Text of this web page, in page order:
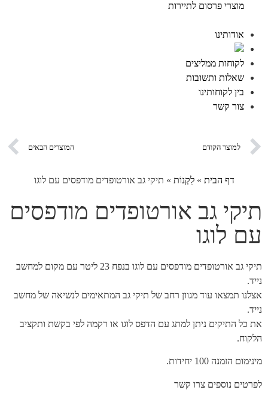
מוצרי פרסום לתיירות
אודותינו
לקוחות ממליצים
שאלות ותשובות
בין לקוחותינו
צור קשר
למוצר הקודם המוצרים הבאים
דף הבית»לִקְנוֹת»תיקי גב אורטופדים מודפסים עם לוגו
תיקי גב אורטופדים מודפסים
עם לוגו
תיקי גב אורטופדים מודפסים עם לוגו בנפח 23 ליטר עם מקום למחשב
נייד.
אצלנו תמצאו עוד מגוון רחב של תיקי גב המתאימים לנשיאה של מחשב
נייד.
את כל התיקים ניתן למתג עם הדפס לוגו או רקמה לפי בקשת ותקציב
הלקוח.
מינימום הזמנה 100 יחידות.
לפרטים נוספים צרו קשר